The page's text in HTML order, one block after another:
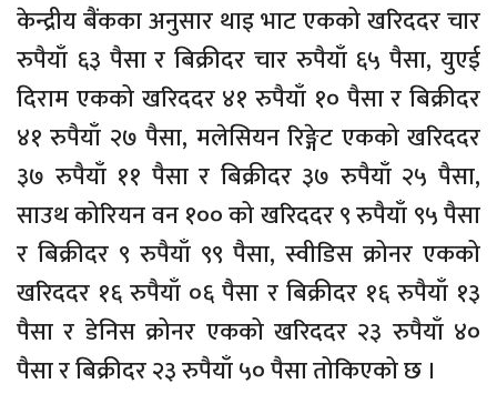
केन्द्रीय बैंकका अनुसार थाइ भाट एकको खरिददर चार
रुपैयाँ ६३ पैसा र बिक्रीदर चार रुपैयाँ ६५ पैसा, युएई
दिराम एकको खरिददर ४१ रुपैयाँ १० पैसा र बिक्रीदर
४१ रुपैयाँ २७ पैसा, मलेसियन रिङ्गेट एकको खरिददर
३७ रुपैयाँ ११ पैसा र बिक्रीदर ३७ रुपैयाँ २५ पैसा,
साउथ कोरियन वन १०० को खरिददर ९ रुपैयाँ ९५ पैसा
र बिक्रीदर ९ रुपैयाँ ९९ पैसा, स्वीडिस क्रोनर एकको
खरिददर १६ रुपैयाँ ०६ पैसा र बिक्रीदर १६ रुपैयाँ १३
पैसा र डेनिस क्रोनर एकको खरिददर २३ रुपैयाँ ४०
पैसा र बिक्रीदर २३ रुपैयाँ ५० पैसा तोकिएको छ ।